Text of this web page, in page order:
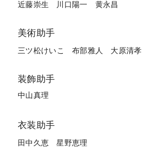
近藤崇生 川口陽一 黄永昌
美術助手
三ツ松けいこ 布部雅人 大原清孝
装飾助手
中山真理
衣装助手
田中久恵 星野恵理